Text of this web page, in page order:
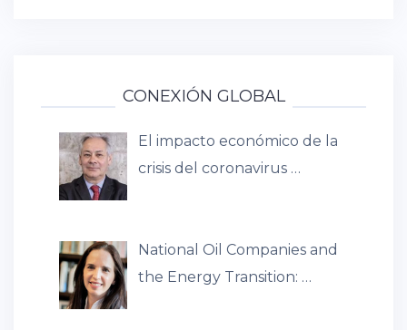
CONEXIÓN GLOBAL
El impacto económico de la
crisis del coronavirus …
National Oil Companies and
the Energy Transition: …